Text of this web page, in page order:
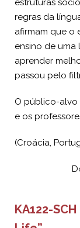
estruturas
regras da
afirmam que o
ensino de uma
aprender
passou pelo
O público-alvo
e os
(Croácia,
KA122-